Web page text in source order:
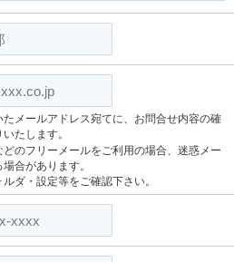
メールアドレス宛てに、お問合せ内容の確
たします。
のフリーメールをご利用の場合、迷惑メー
合があります。
ダ・設定等をご確認下さい。